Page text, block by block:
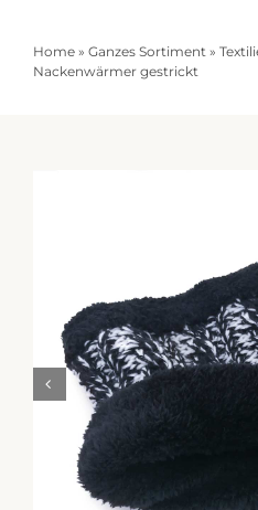
Home» Ganzes Sortiment»
Nackenwärmer gestrickt